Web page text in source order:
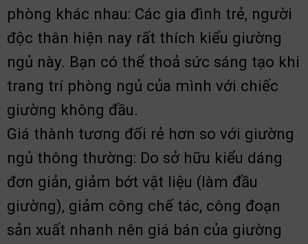
phòng khác nhau: Các gia đình trẻ, người
độc thân hiện nay rất thích kiểu giường
ngủ này. Bạn có thể thoả sức sáng tạo khi
trang trí phòng ngủ của mình với chiếc
giường không đầu.
Giá thành tương đối rẻ hơn so với giường
ngủ thông thường: Do sở hữu kiểu dáng
đơn giản, giảm bớt vật liệu (làm đầu
giường), giảm công chế tác, công đoạn
sản xuất nhanh nên giá bán của giường